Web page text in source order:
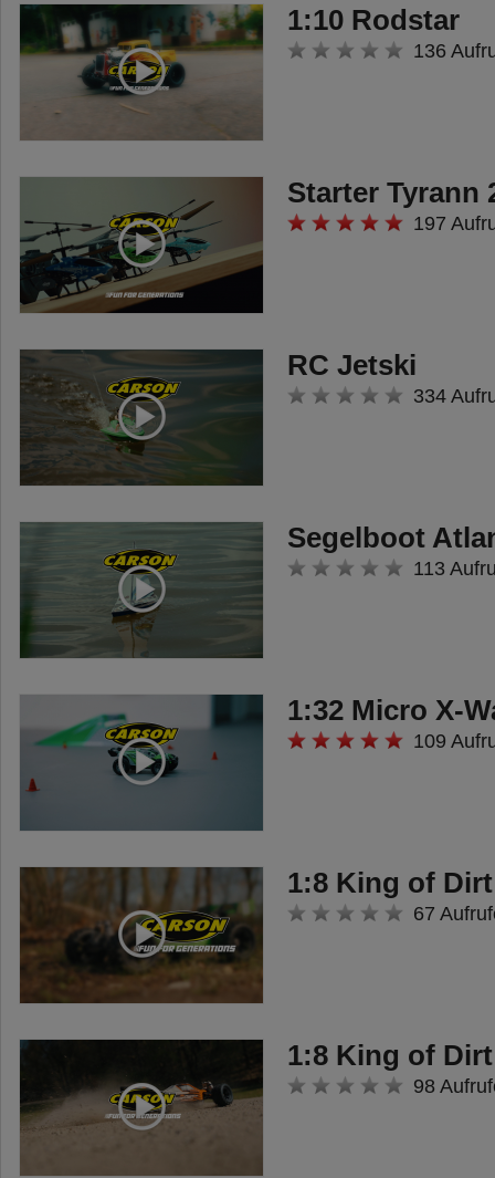
Tamiya-Stecksystem
• Akkufixierung per
Klettverschluss
• 9 g Micro-Ruderservo mit JR-
• 2-Kanalsender 2,4 GHz FHSS
RC-System Boat
• NiMH-Akku 7,2 V/260 mAh
• Steckerladegerät 100 mAh
1:10 Rodstar
136
Starter Tyrann
197
RC Jetski
334
Segelboot
113
1:32 Micro X-
109
1:8 King of
67
1:8 King of
98